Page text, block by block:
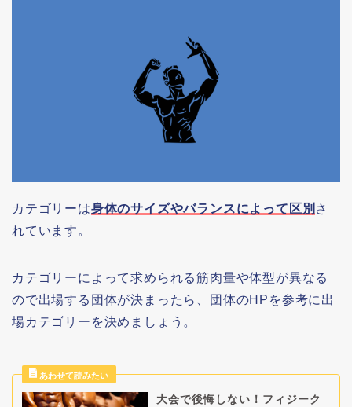
カテゴリーは身体のサイズやバランスによって区別 さ
れています。
カテゴリーによって求められる筋肉量や体型が異なる
ので出場する団体が決まったら、団体のHPを参考に出
場カテゴリーを決めましょう。
大会で後悔しない！フィジーク